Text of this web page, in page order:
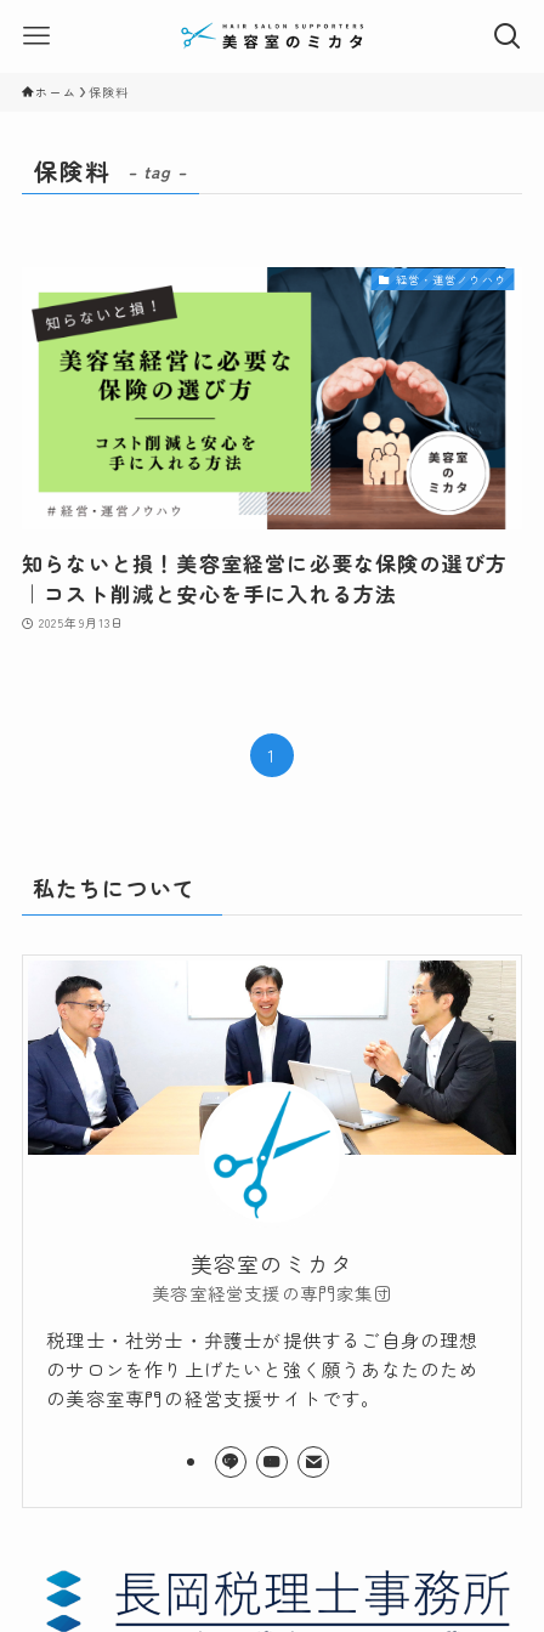
ホーム 保険料
保険料 – tag –
経営・運営ノウハウ
知らないと損！美容室経営に必要な保険の選び方
｜コスト削減と安心を手に入れる方法
2025年9月13日
1
私たちについて
美容室のミカタ
美容室経営支援の専門家集団
税理士・社労士・弁護士が提供するご自身の理想
のサロンを作り上げたいと強く願うあなたのため
の美容室専門の経営支援サイトです。